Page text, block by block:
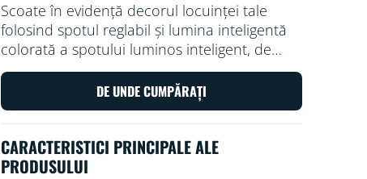
Scoate în evidență decorul locuinței tale
folosind spotul reglabil și lumina inteligentă
colorată a spotului luminos inteligent, de
bază, WiZ Imageo alb. Folosește-l cu rețeaua
Wi-Fi existentă pentru a-l controla cu
aplicația WiZ sau cu vocea.
DE UNDE CUMPĂRAȚI
CARACTERISTICI PRINCIPALE ALE
PRODUSULUI